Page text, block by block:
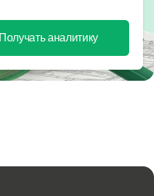
Получать аналитику